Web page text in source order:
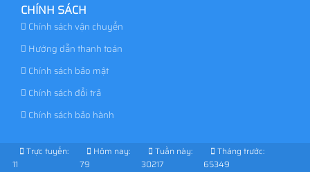
CHÍNH SÁCH
Chính sách vận chuyển
Hướng dẫn thanh toán
Chính sách bảo mật
Chính sách đổi trả
Chính sách bảo hành
Trực tuyến:
11
Hôm nay:
79
Tuần này:
30217
Tháng trước:
65349